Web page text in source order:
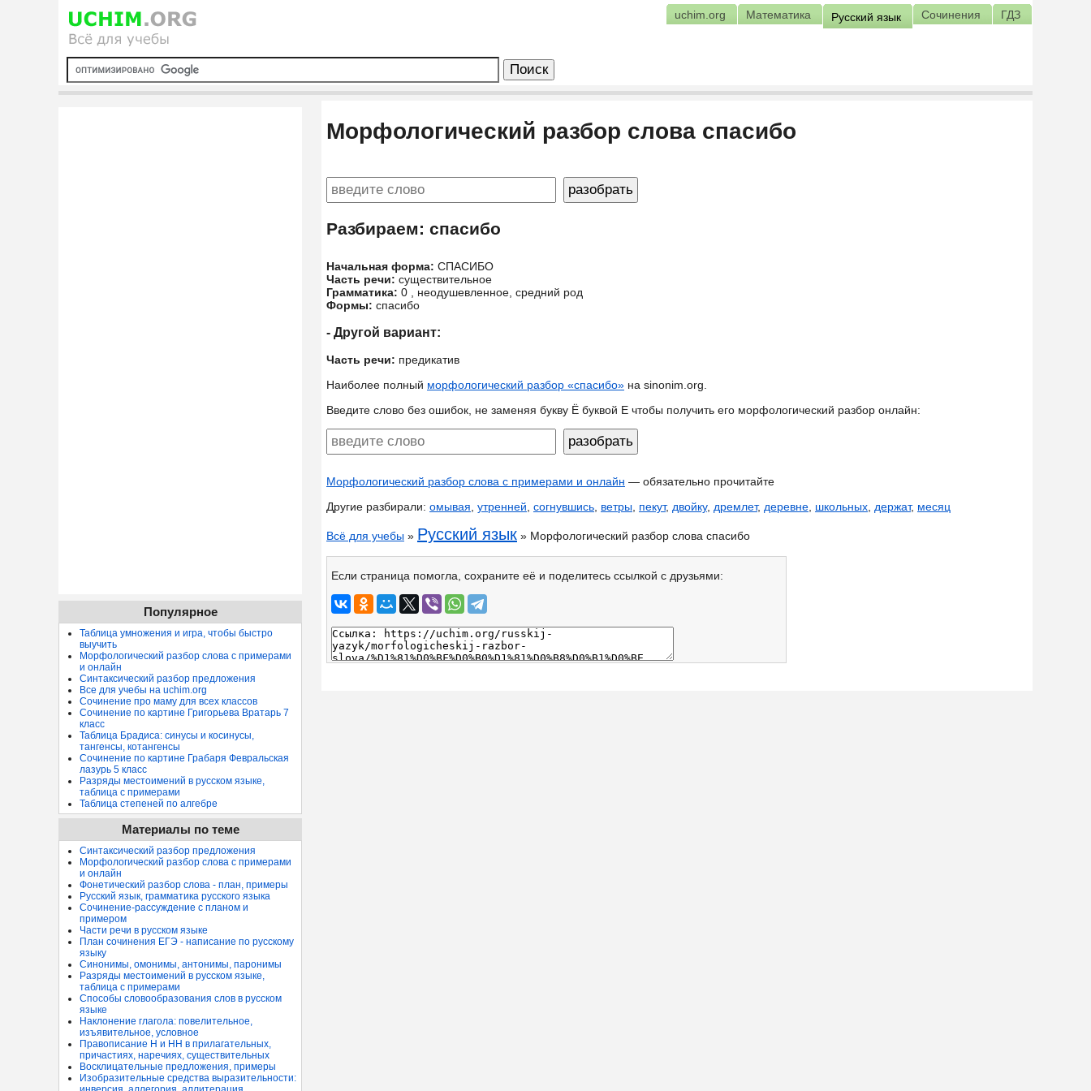
uchim.org Математика Русский язык Сочинения ГДЗ
Морфологический разбор слова спасибо
Разбираем: спасибо
Начальная форма: СПАСИБО
Часть речи: существительное
Грамматика: 0 , неодушевленное, средний род
Формы: спасибо
- Другой вариант:
Часть речи: предикатив
Наиболее полный морфологический разбор «спасибо» на sinonim.org.
Введите слово без ошибок, не заменяя букву Ё буквой Е чтобы получить его морфологический разбор онлайн:
Морфологический разбор слова с примерами и онлайн — обязательно прочитайте
Другие разбирали: омывая утренней согнувшись ветры пекут, двойку, дремлет, деревне школьных держат, месяц
Всё для учебы » Русский язык » Морфологический разбор слова спасибо
Если страница помогла, сохраните её и поделитесь ссылкой с друзьями:
Популярное
Таблица умножения и игра, чтобы быстро
выучить
Морфологический разбор слова с примерами
и онлайн
Синтаксический разбор предложения
Все для учебы на uchim.org
Сочинение про маму для всех классов
Сочинение по картине Григорьева Вратарь 7
класс
Таблица Брадиса: синусы и косинусы,
тангенсы, котангенсы
Сочинение по картине Грабаря Февральская
лазурь 5 класс
Разряды местоимений в русском языке,
таблица с примерами
Таблица степеней по алгебре
Материалы по теме
Синтаксический разбор предложения
Морфологический разбор слова с примерами
и онлайн
Фонетический разбор слова - план, примеры
Русский язык, грамматика русского языка
Сочинение-рассуждение с планом и
примером
Части речи в русском языке
План сочинения ЕГЭ - написание по русскому
языку
Синонимы, омонимы, антонимы, паронимы
Разряды местоимений в русском языке,
таблица с примерами
Способы словообразования слов в русском
языке
Наклонение глагола: повелительное,
изъявительное, условное
Правописание Н и НН в прилагательных,
причастиях, наречиях, существительных
Восклицательные предложения, примеры
Изобразительные средства выразительности: